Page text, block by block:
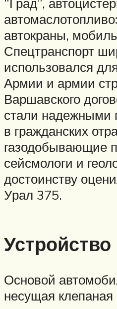
автокраны,
Спецтранспорт
использовался
Армии и армии
Варшавского
стали надежными
в гражданских
газодобывающие
сейсмологи и
достоинству
Урал 375.
Устройство
Основой
несущая клепаная